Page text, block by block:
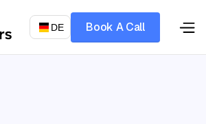
DE
Book A Call
Let’s talk